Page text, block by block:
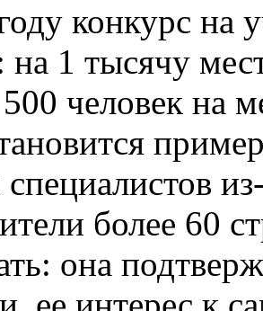
конкурс на
1 тысячу
человек на
более 60
она